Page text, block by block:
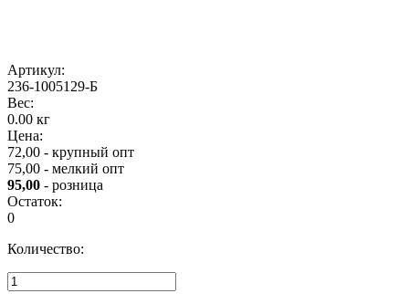
Артикул:
236-1005129-Б
Вес:
0.00 кг
Цена:
72,00 - крупный опт
75,00 - мелкий опт
95,00 - розница
Остаток:
0
Количество: